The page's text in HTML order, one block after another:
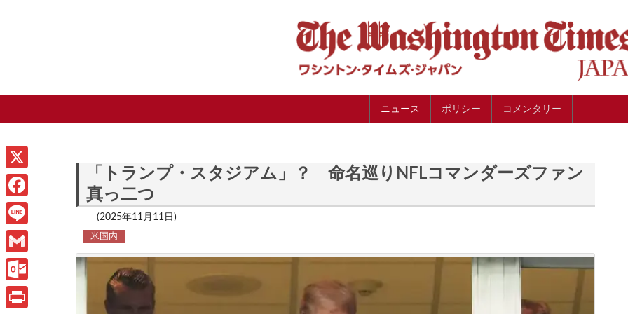
ニュース ポリシー コメンタリー
「トランプ・スタジアム」？ 命名巡りNFLコマンダーズファン
真っ二つ
(2025年11月11日)
米国内
X
F
a
c
e
b
L
i
n
e
G
m
a
O